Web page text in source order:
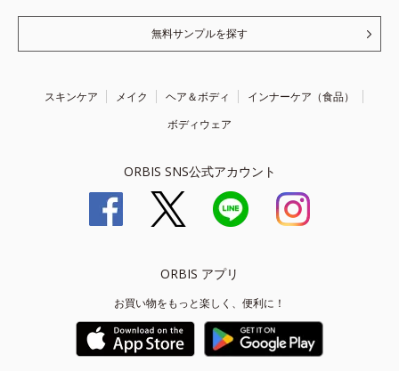
無料サンプルを探す
スキンケア メイク ヘア＆ボディ
インナーケア（食品）
ボディウェア
ORBIS SNS公式アカウント
ORBIS アプリ
お買い物をもっと楽しく、便利に！